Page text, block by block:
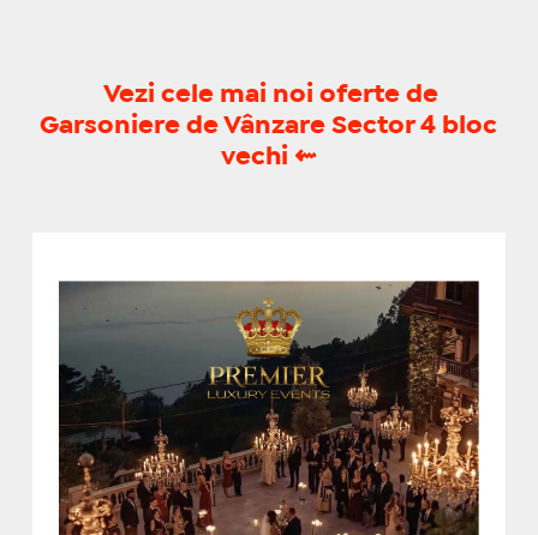
Vezi cele mai noi oferte de
Garsoniere de Vânzare Sector 4 bloc
vechi ⇜